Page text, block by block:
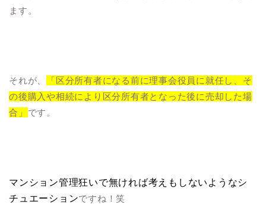
ます。
それが、
「区分所有者になる前に理事会役員に就任し、そ
の後購入や相続により区分所有者となった後に売却した場
合」 です。
マンション管理狂いで無ければ考えもしないようなシ
チュエーションですね！笑